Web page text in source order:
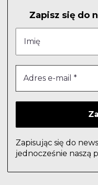
Zapisz się do
Zapisując się do
jednocześnie naszą